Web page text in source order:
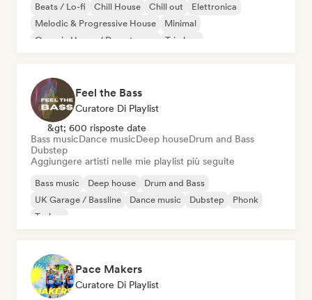
Beats / Lo-fi Chill House Chill out
Elettronica
Melodic & Progressive House
Minimal
Organic House / Downtempo
Trip hop
Feel the Bass
Curatore Di Playlist
&gt; 600 risposte date
Bass musicDance musicDeep houseDrum and Bass
Dubstep
Aggiungere artisti nelle mie playlist più seguite
Bass music Deep house
Drum and Bass
UK Garage / Bassline
Dance music Dubstep
Phonk
Techno
Pace Makers
Curatore Di Playlist